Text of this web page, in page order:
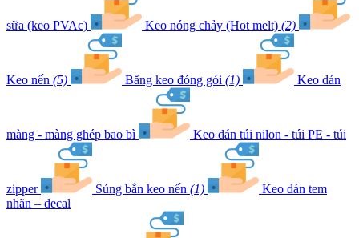
sữa (keo PVAc) Keo nóng chảy (Hot melt) (2)
Keo nến (5) Băng keo đóng gói (1) Keo dán
màng - màng ghép bao bì Keo dán túi nilon - túi PE - túi
zipper Súng bắn keo nến (1)
Keo dán tem
nhãn – decal